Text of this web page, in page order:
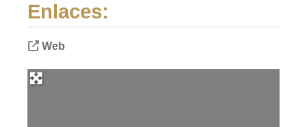
Enlaces:
Web